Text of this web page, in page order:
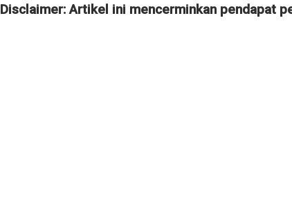
Disclaimer: Artikel ini mencerminkan pendapat